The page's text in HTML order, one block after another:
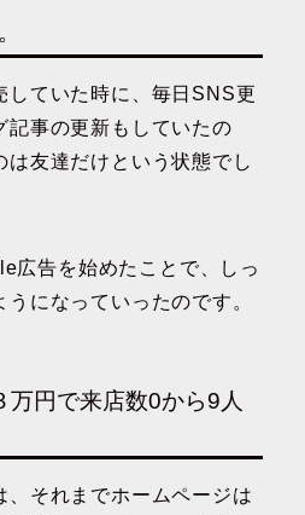
していた時に、毎日SNS更
記事の更新もしていたの
は友達だけという状態でし
広告を始めたことで、しっ
になっていったのです。
万円で来店数0から9人
、それまでホームページは